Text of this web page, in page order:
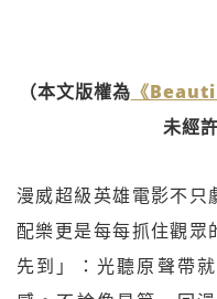
（本文版權為 《
未經
漫威超級英雄電影不只
配樂更是每每抓住觀眾
先到」：光聽原聲帶